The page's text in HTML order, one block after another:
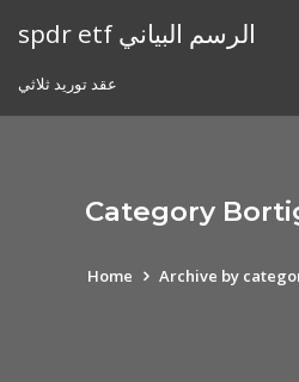
spdr etf الرسم البياني
عقد توريد ثلاثي
Category
Home Archive by